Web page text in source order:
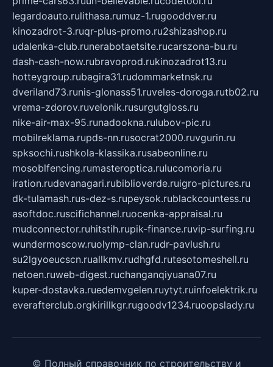
legardoauto.rulithasa.rumuz-1.rugooddver.ru
kinozadrot-3.ruqr-plus-promo.ru2shizashop.ru
udalenka-club.runerabotaetsite.rucarszona-bu.ru
dash-cash-now.rubravoprod.rukinozadrot13.ru
hotteygroup.rubagira31.rudommarketnsk.ru
dveriland73.runis-glonass51.ruveles-doroga.rutb02.ru
vrema-zdorov.ruvelonik.rusurgutgloss.ru
nike-air-max-95.runadookna.rulubov-pic.ru
mobilreklama.rupds-nn.rusocrat2000.ruvgurin.ru
spksochi.rushkola-klassika.rusabeonline.ru
mosoblfencing.rumasteroptica.rulucomoria.ru
iration.rudevanagari.rubiblioverde.ruigro-pictures.ru
dk-tulamash.rus-dez-s.rupeysok.rublackcountess.ru
asoftdoc.ruscifichannel.ruocenka-appraisal.ru
mudconnector.ruhitstih.rupik-finance.ruvip-surfing.ru
wundermoscow.ruolymp-clan.rudr-pavlush.ru
su2lgyoeucscn.ruallkmv.rudhgfd.rutesotomeshell.ru
netoen.ruweb-digest.ruchanganqiyuana07.ru
kuper-dostavka.ruedemvgelen.ruytyt.ruinfoelektrik.ru
everafterclub.orgkirillkgr.rugoodv1234.ruoopslady.ru
© Полный справочник по строительству и